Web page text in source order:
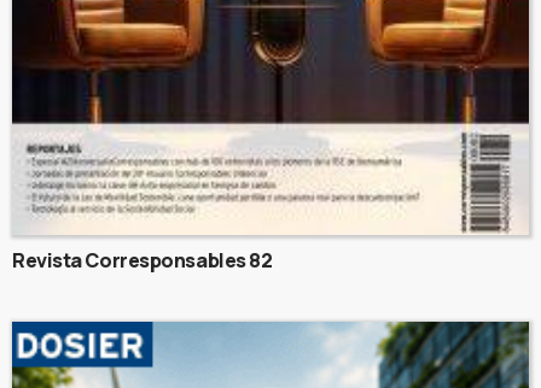
Revista Corresponsables 82